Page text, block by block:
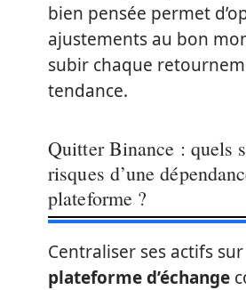
bien pensée permet
ajustements au bon
subir chaque
tendance.
Quitter Binance : quels
risques d’une
plateforme ?
Centraliser ses actifs
plateforme d’échange